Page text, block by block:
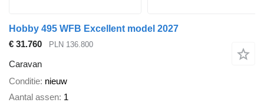
Hobby 495 WFB Excellent model 2027
€ 31.760
PLN 136.800
Caravan
Conditie nieuw
Aantal assen 1